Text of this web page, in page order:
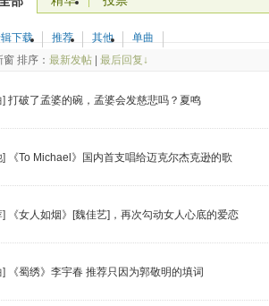
下载 推荐 其他
单曲
窗 排序： 最新发帖 最后回复↓
] 打破了孟婆的碗，孟婆会发慈悲吗？夏鸣
] 《To Michael》国内首支唱给迈克尔杰克逊的歌
] 《女人如烟》[魏佳艺]，再次勾动女人心底的爱恋
] 《蜀绣》李宇春 推荐只因为郭敬明的填词